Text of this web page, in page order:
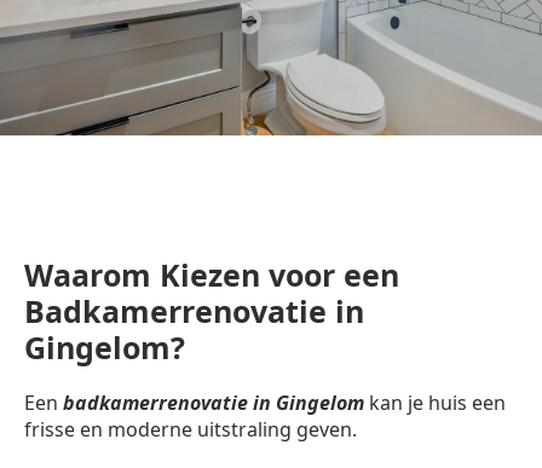
Waarom Kiezen voor een
Badkamerrenovatie in
Gingelom?
Een badkamerrenovatie in Gingelom kan je huis een
frisse en moderne uitstraling geven.